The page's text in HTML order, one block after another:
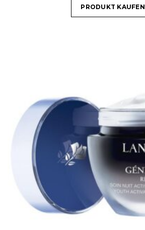
PRODUKT KAUFEN